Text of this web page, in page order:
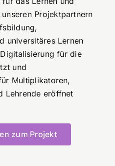
Projektpartnern
universitäres Lernen
für die
und
Multiplikatoren,
Lehrende eröffnet
zum Projekt